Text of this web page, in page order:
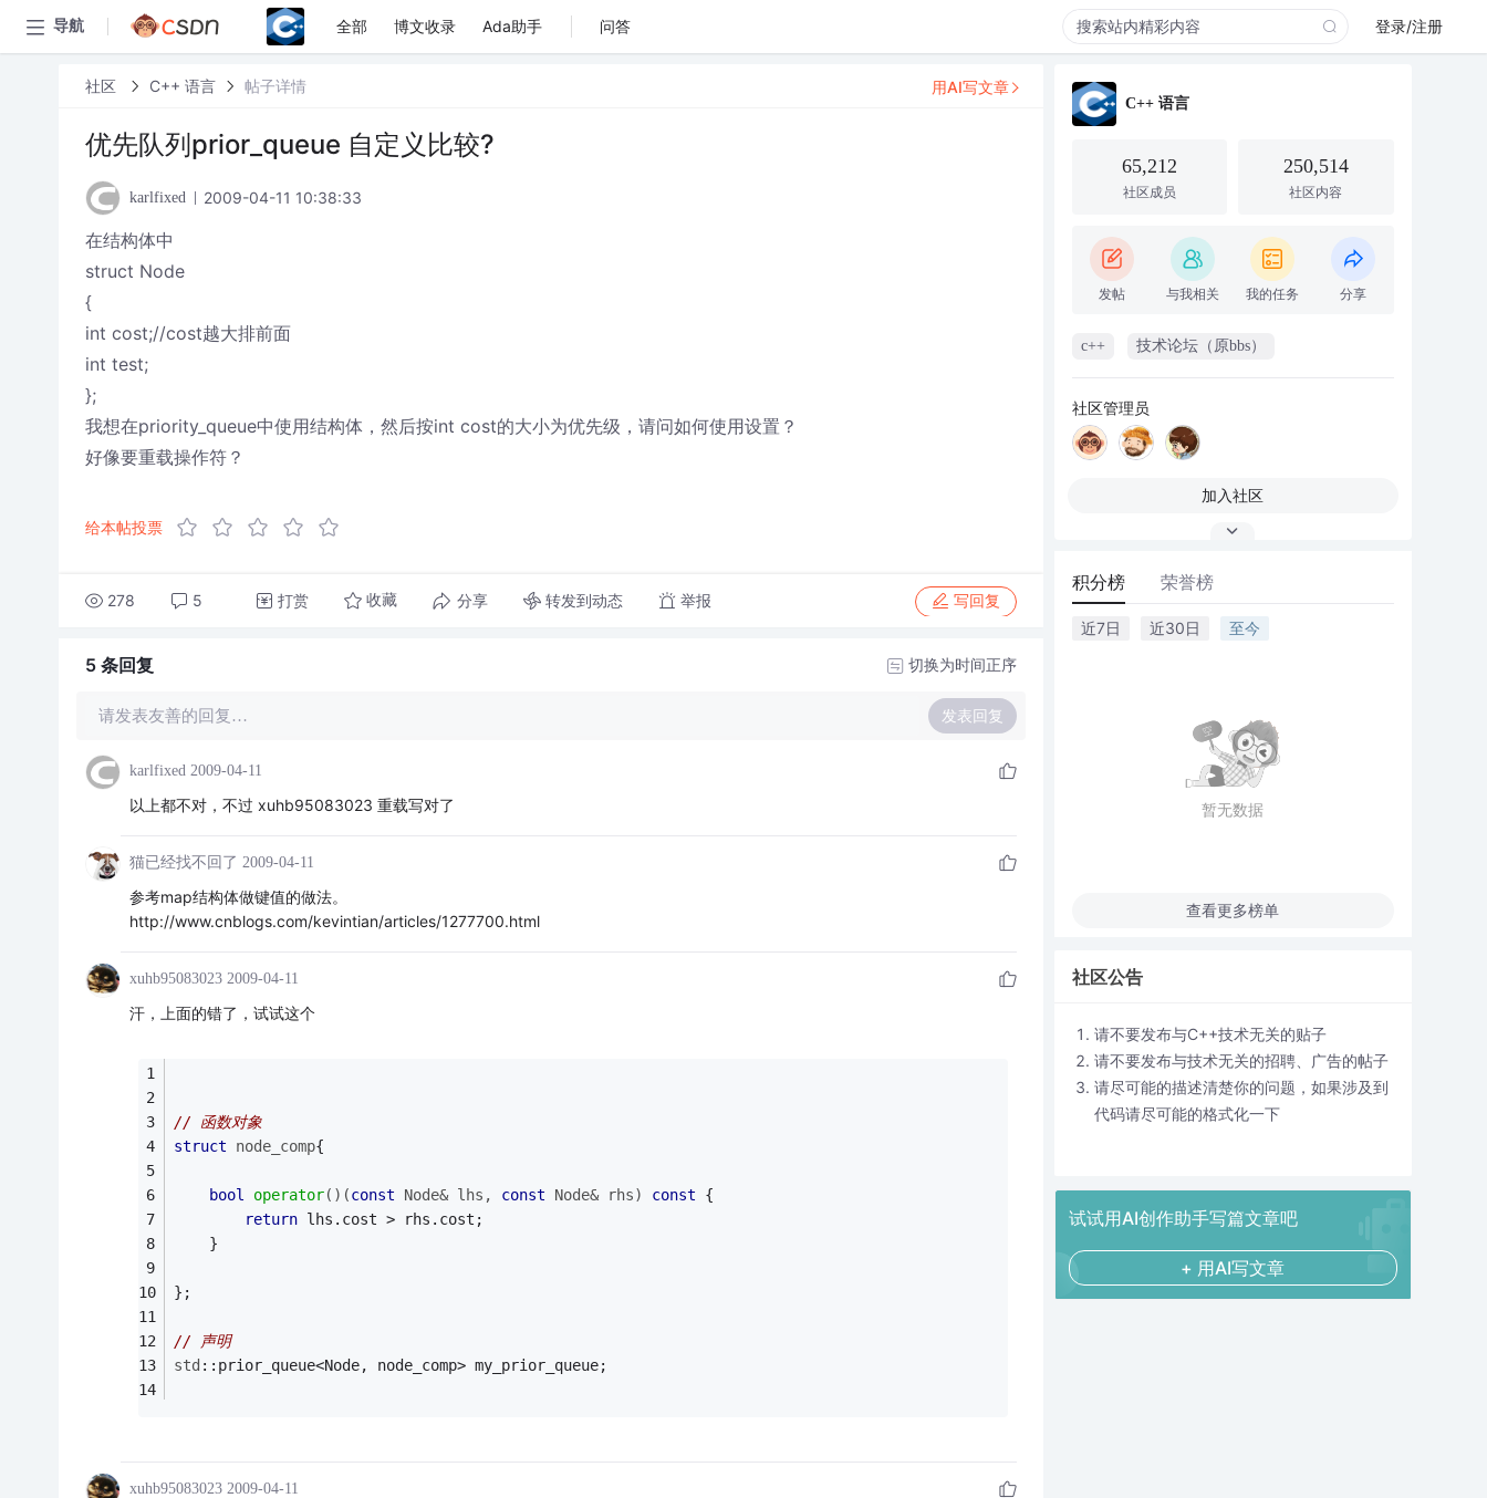
导航 全部 博文收录 Ada助手 问答 登录/注册
社区 C++ 语言 帖子详情
优先队列prior_queue 自定义比较?
karlfixed 2009-04-11 10:38:33
在结构体中
struct Node
{
int cost;//cost越大排前面
int test;
};
我想在priority_queue中使用结构体，然后按int cost的大小为优先级，请问如何使用设置？
好像要重载操作符？
给本帖投票
278 5 打赏 收藏 分享 转发到动态 举报 写回复
用AI写文章
5 条回复 切换为时间正序
请发表友善的回复… 发表回复
karlfixed 2009-04-11
以上都不对，不过 xuhb95083023 重载写对了
猫已经找不回了 2009-04-11
参考map结构体做键值的做法。
http://www.cnblogs.com/kevintian/articles/1277700.html
xuhb95083023 2009-04-11
汗，上面的错了，试试这个
// 函数对象
struct
node_comp{
bool operator() (const Node& lhs, const Node& rhs) const
{
return lhs.cost > rhs.cost;
    }
};
// 声明
std ::prior_queue<Node, node_comp> my_prior_queue;
xuhb95083023 2009-04-11
C++ 语言
65,212
社区成员
250,514
社区内容
发帖 与我相关 我的任务 分享
c++ 技术论坛（原bbs）
社区管理员
加入社区
积分榜 荣誉榜
近7日 近30日 至今
暂无数据
查看更多榜单
社区公告
请不要发布与C++技术无关的贴子
请不要发布与技术无关的招聘、广告的帖子
请尽可能的描述清楚你的问题，如果涉及到
代码请尽可能的格式化一下
试试用AI创作助手写篇文章吧
+ 用AI写文章